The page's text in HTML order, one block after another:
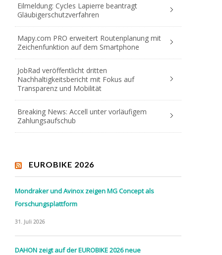
Eilmeldung: Cycles Lapierre beantragt
Gläubigerschutzverfahren
Mapy.com PRO erweitert Routenplanung mit
Zeichenfunktion auf dem Smartphone
JobRad veröffentlicht dritten
Nachhaltigkeitsbericht mit Fokus auf
Transparenz und Mobilität
Breaking News: Accell unter vorläufigem
Zahlungsaufschub
EUROBIKE 2026
Mondraker und Avinox zeigen MG Concept als
Forschungsplattform
31. Juli 2026
DAHON zeigt auf der EUROBIKE 2026 neue